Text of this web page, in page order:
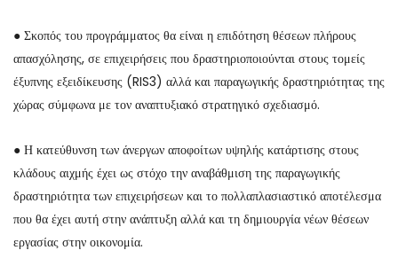
● Σκοπός του προγράμματος θα είναι η επιδότηση θέσεων πλήρους
απασχόλησης, σε επιχειρήσεις που δραστηριοποιούνται στους τομείς
έξυπνης εξειδίκευσης (RIS3) αλλά και παραγωγικής δραστηριότητας της
χώρας σύμφωνα με τον αναπτυξιακό στρατηγικό σχεδιασμό.
● Η κατεύθυνση των άνεργων αποφοίτων υψηλής κατάρτισης στους
κλάδους αιχμής έχει ως στόχο την αναβάθμιση της παραγωγικής
δραστηριότητα των επιχειρήσεων και το πολλαπλασιαστικό αποτέλεσμα
που θα έχει αυτή στην ανάπτυξη αλλά και τη δημιουργία νέων θέσεων
εργασίας στην οικονομία.